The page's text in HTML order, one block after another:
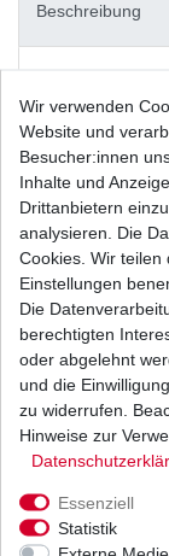
Beschreibung
u.a. passend bei
Modell
Ducati Monster 600
Ducati Monster 600
Ducati Monster
Ducati Monster
Ducati Monster
Ducati Monster 600
Ducati Monster
Ducati Monster 750
Ducati Monster
Ducati Monster 750
Ducati Monster 750
Wir verwenden
Website und
Besucher:innen
Inhalte und
Drittanbietern
analysieren. Die
Cookies. Wir teilen
Einstellungen
Die
berechtigten
oder abgelehnt
und die
zu widerrufen.
Hinweise zur
Essenziell
Statistik